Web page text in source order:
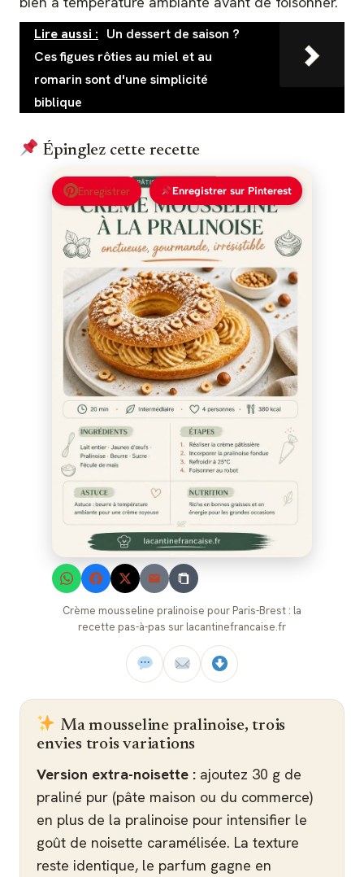
Lire aussi : Un dessert de saison ?
Ces figues rôties au miel et au
romarin sont d'une simplicité
biblique
Épinglez cette recette
Enregistrer Enregistrer sur Pinterest
Crème mousseline pralinoise pour Paris-Brest : la
recette pas-à-pas sur lacantinefrancaise.fr
Ma mousseline pralinoise, trois
envies trois variations
Version extra-noisette : ajoutez 30 g de
praliné pur (pâte maison ou du commerce)
en plus de la pralinoise pour intensifier le
goût de noisette caramélisée. La texture
reste identique, le parfum gagne en